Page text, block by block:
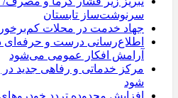
سرنوشت‌ساز تابستان
جهاد خدمت در محلات
اطلاع‌رسانی درست و حرفه‌ای
آرامش افکار عمومی می‌شود
مرکز خدماتی و رفاهی جدید در
شود